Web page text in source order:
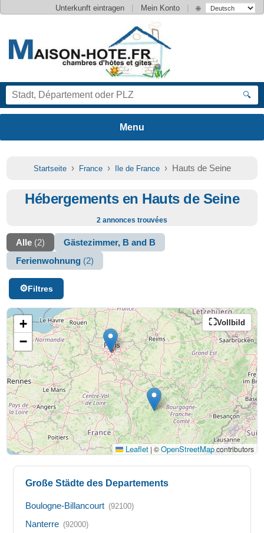
Unterkunft eintragen | Mein Konto | 🌐
🔍
Startseite› France› Ile de France› Hauts de Seine
Hébergements en Hauts de Seine
2 annonces trouvées
Alle (2)
Gästezimmer, B and B
Ferienwohnung (2)
Filtres
Vollbild
+
−
Leaflet | ©OpenStreetMapcontributors
Große Städte des Departements
Boulogne-Billancourt (92100)
Nanterre (92000)